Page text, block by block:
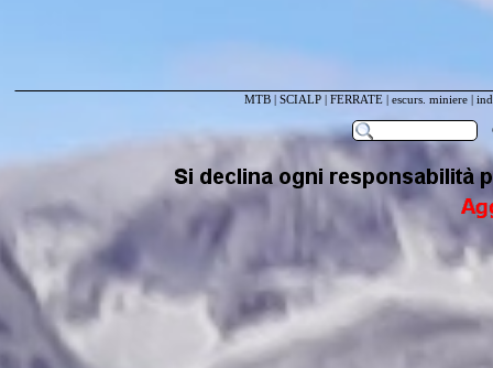
MTB SCIALP FERRATE escurs. miniere